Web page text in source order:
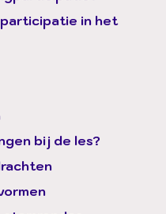
participatie in het
bij de les?